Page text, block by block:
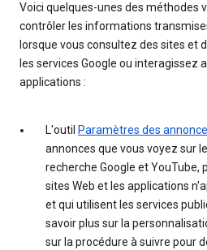
Voici quelques-unes des méthodes
contrôler les informations
lorsque vous consultez des sites et
les services Google ou interagissez
applications :
L'outil Paramètres des
annonces que vous voyez sur
recherche Google et YouTube,
sites Web et les applications
et qui utilisent les services
savoir plus sur la
sur la procédure à suivre pour